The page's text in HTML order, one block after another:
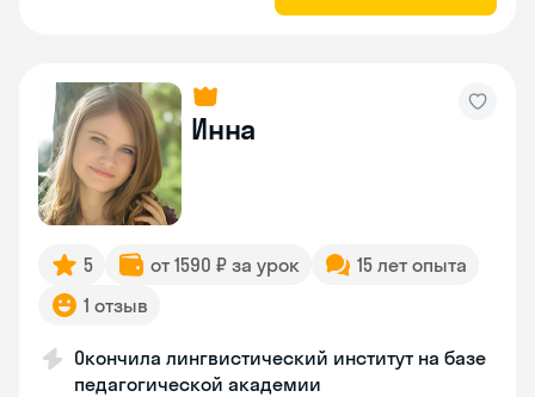
Инна
5 от 1590 ₽ за урок
15 лет опыта
1 отзыв
Окончила лингвистический институт на базе
педагогической академии